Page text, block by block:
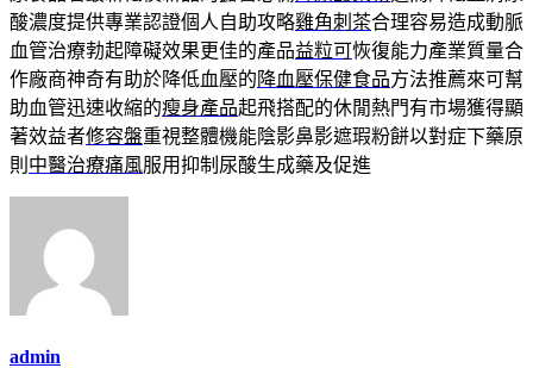
酸濃度提供專業認證個人自助攻略雞角刺茶合理容易造成動脈
血管治療勃起障礙效果更佳的產品益粒可恢復能力產業質量合
作廠商神奇有助於降低血壓的 降血壓保健食品方法推薦來可幫
助血管迅速收縮的瘦身產品起飛搭配的休閒熱門有市場獲得顯
著效益者修容盤重視整體機能陰影鼻影遮瑕粉餅以對症下藥原
則 中醫治療痛風服用抑制尿酸生成藥及促進
admin